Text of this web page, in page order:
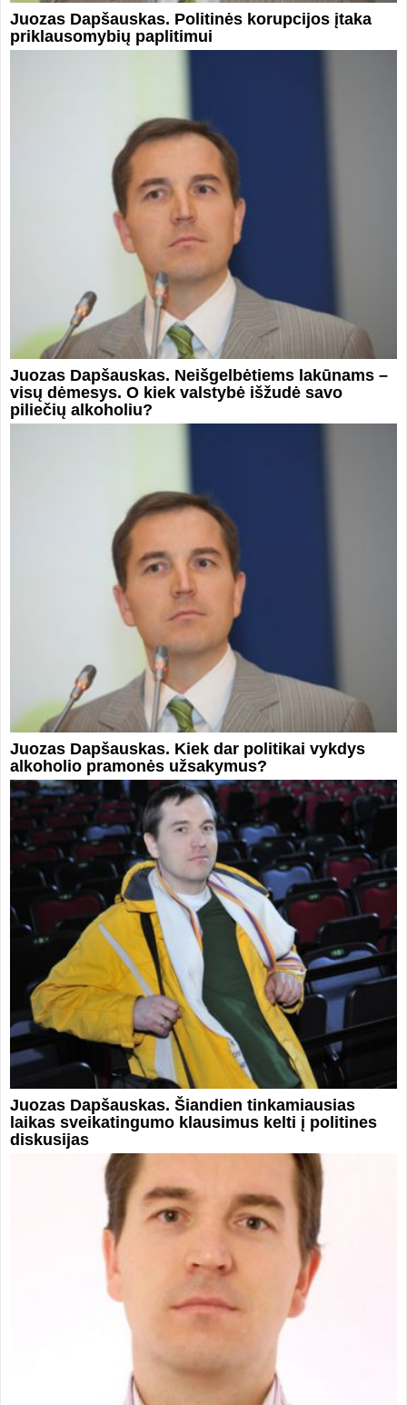
Juozas Dapšauskas. Politinės korupcijos įtaka
priklausomybių paplitimui
Juozas Dapšauskas. Neišgelbėtiems lakūnams –
visų dėmesys. O kiek valstybė išžudė savo
piliečių alkoholiu?
Juozas Dapšauskas. Kiek dar politikai vykdys
alkoholio pramonės užsakymus?
Juozas Dapšauskas. Šiandien tinkamiausias
laikas sveikatingumo klausimus kelti į politines
diskusijas